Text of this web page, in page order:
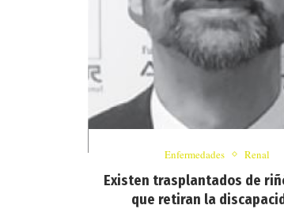
Enfermedades Renal
Existen trasplantados de
que retiran la